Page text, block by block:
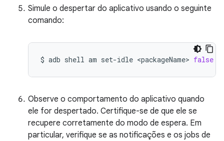
Simule o despertar do aplicativo usando o seguinte
comando:
$ adb shell am set-idle <packageName> false
Observe o comportamento do aplicativo quando
ele for despertado. Certifique-se de que ele se
recupere corretamente do modo de espera. Em
particular, verifique se as notificações e os jobs de